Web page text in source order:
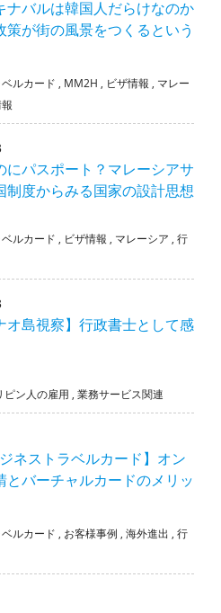
ナバルは韓国人だらけなのか
が街の風景をつくるという
ルカード , MM2H , ビザ情報 , マレー
にパスポート？マレーシアサ
制度からみる国家の設計思想
ルカード , ビザ情報 , マレーシア , 行
オ島視察】行政書士として感
ピン人の雇用 , 業務サービス関連
ジネストラベルカード】オン
とバーチャルカードのメリッ
ルカード , お客様事例 , 海外進出 , 行